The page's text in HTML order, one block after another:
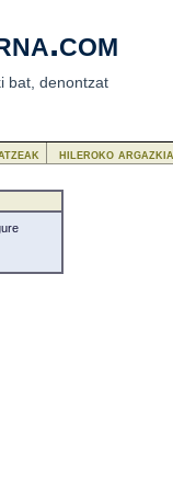
bat, denontzat
hileroko